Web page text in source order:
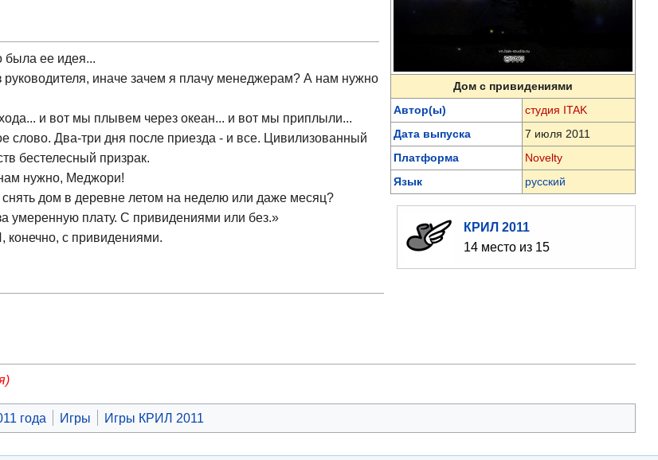
Дом с привидениями
Автор(ы)
студия ITAK
Дата выпуска
7 июля 2011
Платформа
Novelty
Язык
русский
КРИЛ 2011
14 место из 15
была ее идея...
руководителя, иначе зачем я плачу менеджерам? А нам нужно
и вот мы плывем через океан... и вот мы приплыли...
слово. Два-три дня после приезда - и все. Цивилизованный
бестелесный призрак.
нам нужно, Меджори!
дом в деревне летом на неделю или даже месяц?
умеренную плату. С привидениями или без.»
с привидениями.
года Игры Игры КРИЛ 2011